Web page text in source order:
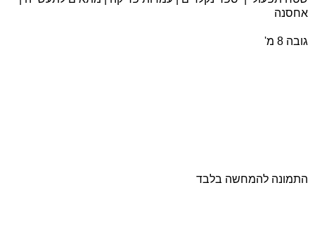
אחסנה
גובה 8 מ'
התמונה להמחשה בלבד